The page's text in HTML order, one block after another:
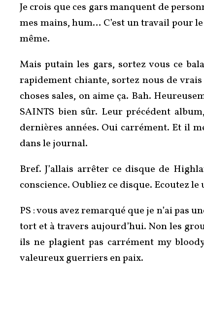
Je crois que ces gars manquent de
mes mains, hum… C’est un travail pour
même.
Mais putain les gars, sortez vous ce
rapidement chiante, sortez nous de
choses sales, on aime ça. Bah.
SAINTS bien sûr. Leur précédent
dernières années. Oui carrément. Et il
dans le journal.
Bref. J’allais arrêter ce disque de
conscience. Oubliez ce disque. Ecoutez
PS : vous avez remarqué que je n’ai pas
tort et à travers aujourd’hui. Non les
ils ne plagient pas carrément my
valeureux guerriers en paix.